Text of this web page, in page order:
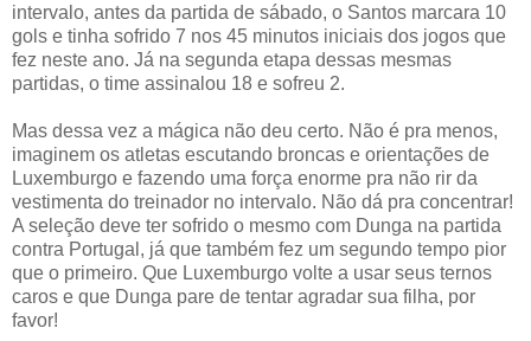
intervalo, antes da partida de sábado, o Santos marcara 10
gols e tinha sofrido 7 nos 45 minutos iniciais dos jogos que
fez neste ano. Já na segunda etapa dessas mesmas
partidas, o time assinalou 18 e sofreu 2.
Mas dessa vez a mágica não deu certo. Não é pra menos,
imaginem os atletas escutando broncas e orientações de
Luxemburgo e fazendo uma força enorme pra não rir da
vestimenta do treinador no intervalo. Não dá pra concentrar!
A seleção deve ter sofrido o mesmo com Dunga na partida
contra Portugal, já que também fez um segundo tempo pior
que o primeiro. Que Luxemburgo volte a usar seus ternos
caros e que Dunga pare de tentar agradar sua filha, por
favor!